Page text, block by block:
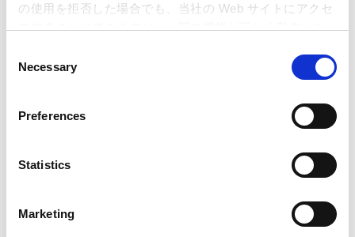
の使用を拒否した場合でも、当社の Web サイトにアクセ
スすることはできますが、一部の機能が正しく動作しな
Necessary
Preferences
Statistics
Marketing